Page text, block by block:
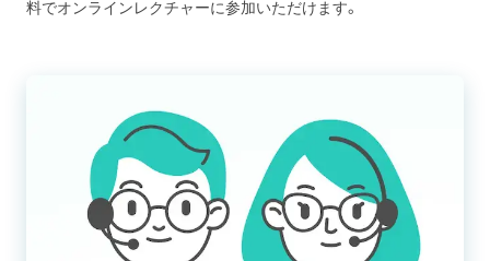
料でオンラインレクチャーに参加いただけます。